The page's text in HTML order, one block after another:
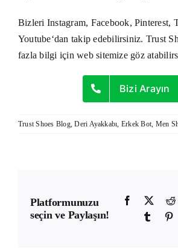
Bizleri Instagram, Facebook, Pinterest,
Youtube‘dan takip edebilirsiniz. Trust
fazla bilgi içinweb sitemizegöz
Bizi Arayın
Trust Shoes Blog,Deri Ayakkabı Erkek Bot Men
Platformunuzu
seçin ve Paylaşın!
Facebook
Tumblr